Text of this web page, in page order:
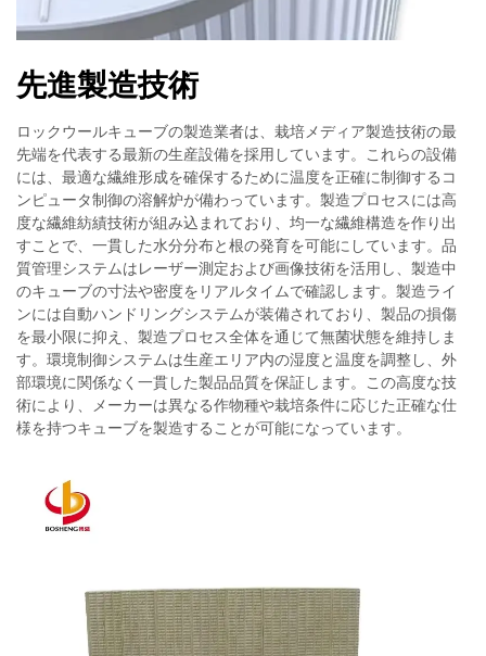
先進製造技術
ロックウールキューブの製造業者は、栽培メディア製造技術の最
先端を代表する最新の生産設備を採用しています。これらの設備
には、最適な繊維形成を確保するために温度を正確に制御するコ
ンピュータ制御の溶解炉が備わっています。製造プロセスには高
度な繊維紡績技術が組み込まれており、均一な繊維構造を作り出
すことで、一貫した水分分布と根の発育を可能にしています。品
質管理システムはレーザー測定および画像技術を活用し、製造中
のキューブの寸法や密度をリアルタイムで確認します。製造ライ
ンには自動ハンドリングシステムが装備されており、製品の損傷
を最小限に抑え、製造プロセス全体を通じて無菌状態を維持しま
す。環境制御システムは生産エリア内の湿度と温度を調整し、外
部環境に関係なく一貫した製品品質を保証します。この高度な技
術により、メーカーは異なる作物種や栽培条件に応じた正確な仕
様を持つキューブを製造することが可能になっています。